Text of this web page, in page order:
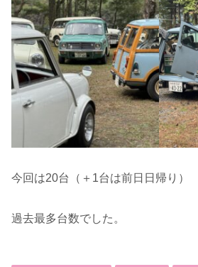
今回は20台（＋1台は前日日帰り）
過去最多台数でした。